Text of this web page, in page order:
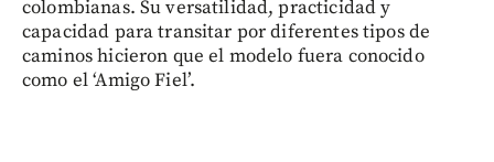
colombianas. Su versatilidad, practicidad y
capacidad para transitar por diferentes tipos de
caminos hicieron que el modelo fuera conocido
como el ‘Amigo Fiel’.